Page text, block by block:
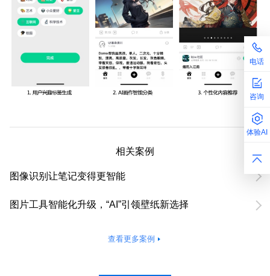
相关案例
图像识别让笔记变得更智能
图片工具智能化升级，“AI”引领壁纸新选择
查看更多案例
电话
咨询
体验AI